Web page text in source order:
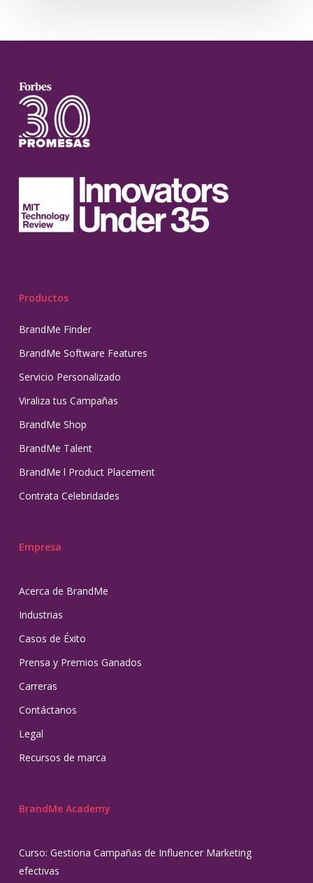
Productos
BrandMe Finder
BrandMe Software Features
Servicio Personalizado
Viraliza tus Campañas
BrandMe Shop
BrandMe Talent
BrandMe l Product Placement
Contrata Celebridades
Empresa
Acerca de BrandMe
Industrias
Casos de Éxito
Prensa y Premios Ganados
Carreras
Contáctanos
Legal
Recursos de marca
BrandMe Academy
Curso: Gestiona Campañas de Influencer Marketing
efectivas